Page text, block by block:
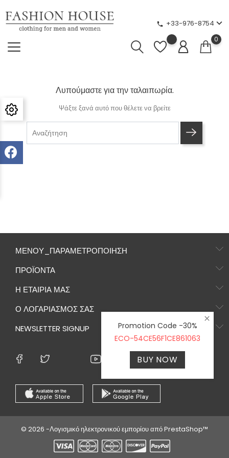
phone +33-976-8754
0
Λυπούμαστε για την ταλαιπωρία.
Ψάξτε ξανά αυτό που θέλετε να βρείτε
Promotion Code -30%
ECO-54CE56F1CE861063
BUY NOW
ΜΕΝΟΎ_ΠΑΡΑΜΕΤΡΟΠΟΊΗΣΗ
ΠΡΟΪΌΝΤΑ
Η ΕΤΑΙΡΊΑ ΜΑΣ
Ο ΛΟΓΑΡΙΑΣΜΌΣ ΣΑΣ
NEWSLETTER SIGNUP
© 2026 -Λογισμικό ηλεκτρονικού εμπορίου από PrestaShop™